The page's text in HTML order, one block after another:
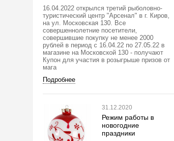
16.04.2022 открылся третий рыболовно-
туристический центр "Арсенал" в г. Киров,
на ул. Московская 130. Все
совершеннолетние посетители,
совершившие покупку не менее 2000
рублей в период с 16.04.22 по 27.05.22 в
магазине на Московской 130 - получают
Купон для участия в розыгрыше призов от
мага
Подробнее
31.12.2020
Режим работы в
новогодние
праздники